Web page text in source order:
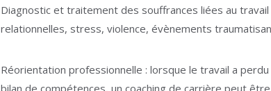
Diagnostic et traitement des souffrances liées au
relationnelles, stress, violence, évènements
Réorientation professionnelle : lorsque le travail a